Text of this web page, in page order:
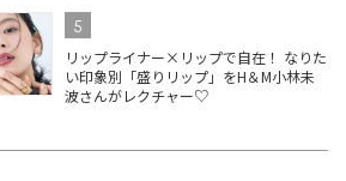
5
リップライナー×リップで自在！ なりた
い印象別「盛りリップ」をH＆M小林未
波さんがレクチャー♡